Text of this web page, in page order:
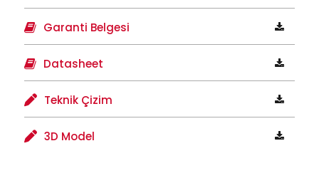
Garanti Belgesi
Datasheet
Teknik Çizim
3D Model